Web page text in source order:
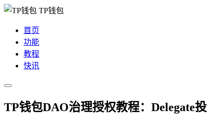
TP钱包
首页
功能
教程
快讯
TP钱包DAO治理授权教程：Delegate投